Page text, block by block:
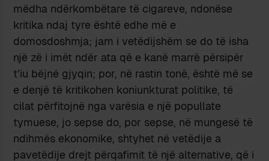
mëdha ndërkombëtare të cigareve, ndonëse
kritika ndaj tyre është edhe më e
domosdoshmja; jam i vetëdijshëm se do të isha
një zë i imët ndër ata që e kanë marrë përsipër
t’iu bëjnë gjyqin; por, në rastin tonë, është më se
e denjë të kritikohen koniunkturat politike, të
cilat përfitojnë nga varësia e një popullate
tymuese, jo sepse do, por sepse, në mungesë të
ndihmës ekonomike, shtyhet në vetëdije a
pavetëdije drejt përqafimit të një alternative, që i